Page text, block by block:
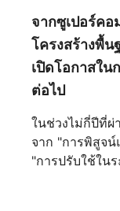
โครงสร้างและ
จนแยกออกจากกันไม่ได้ จุดเริ่มต้
สมบูรณ์แบบ ตล
เป็นตัวแทนของ
เรียบร้อย และ
คลาสสิกไปจน
สายตามนุษย์มั
สมดุลโดยสัญช
จากซูเปอร์คอ
โครงสร้างพื้น
เปิดโอกาสใน
ต่อไป
ในช่วงไม่กี่ปีที่
จาก "การพิสูจ
"การปรับใช้ใน